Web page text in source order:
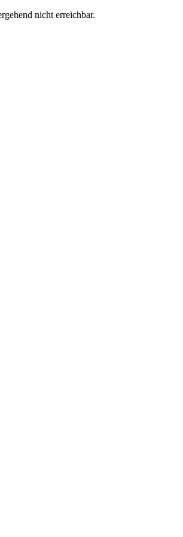
nicht erreichbar.